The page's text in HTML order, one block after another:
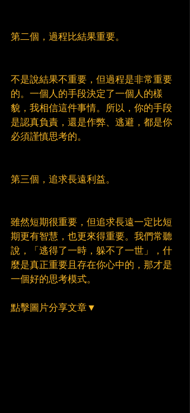
第二個，過程比結果重要。
不是說結果不重要，但過程是非常重要
的。一個人的手段決定了一個人的樣
貌，我相信這件事情。所以，你的手段
是認真負責，還是作弊、逃避，都是你
必須謹慎思考的。
第三個，追求長遠利益。
雖然短期很重要，但追求長遠一定比短
期更有智慧，也更來得重要。我們常聽
說，「逃得了一時，躲不了一世」，什
麼是真正重要且存在你心中的，那才是
一個好的思考模式。
點擊圖片分享文章▼